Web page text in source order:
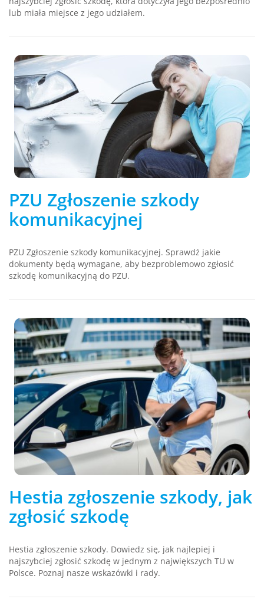
lub miała miejsce z jego udziałem.
PZU Zgłoszenie szkody
komunikacyjnej
PZU Zgłoszenie szkody komunikacyjnej. Sprawdź jakie
dokumenty będą wymagane, aby bezproblemowo zgłosić
szkodę komunikacyjną do PZU.
Hestia zgłoszenie szkody, jak
zgłosić szkodę
Hestia zgłoszenie szkody. Dowiedz się, jak najlepiej i
najszybciej zgłosić szkodę w jednym z największych TU w
Polsce. Poznaj nasze wskazówki i rady.